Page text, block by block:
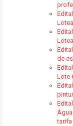
de
Lote